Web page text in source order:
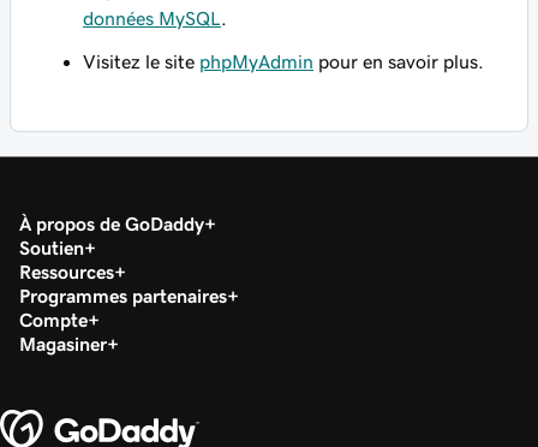
données MySQL
Visitez le site phpMyAdmin pour en savoir plus.
À propos de GoDaddy
Soutien
Ressources
Programmes partenaires
Compte
Magasiner